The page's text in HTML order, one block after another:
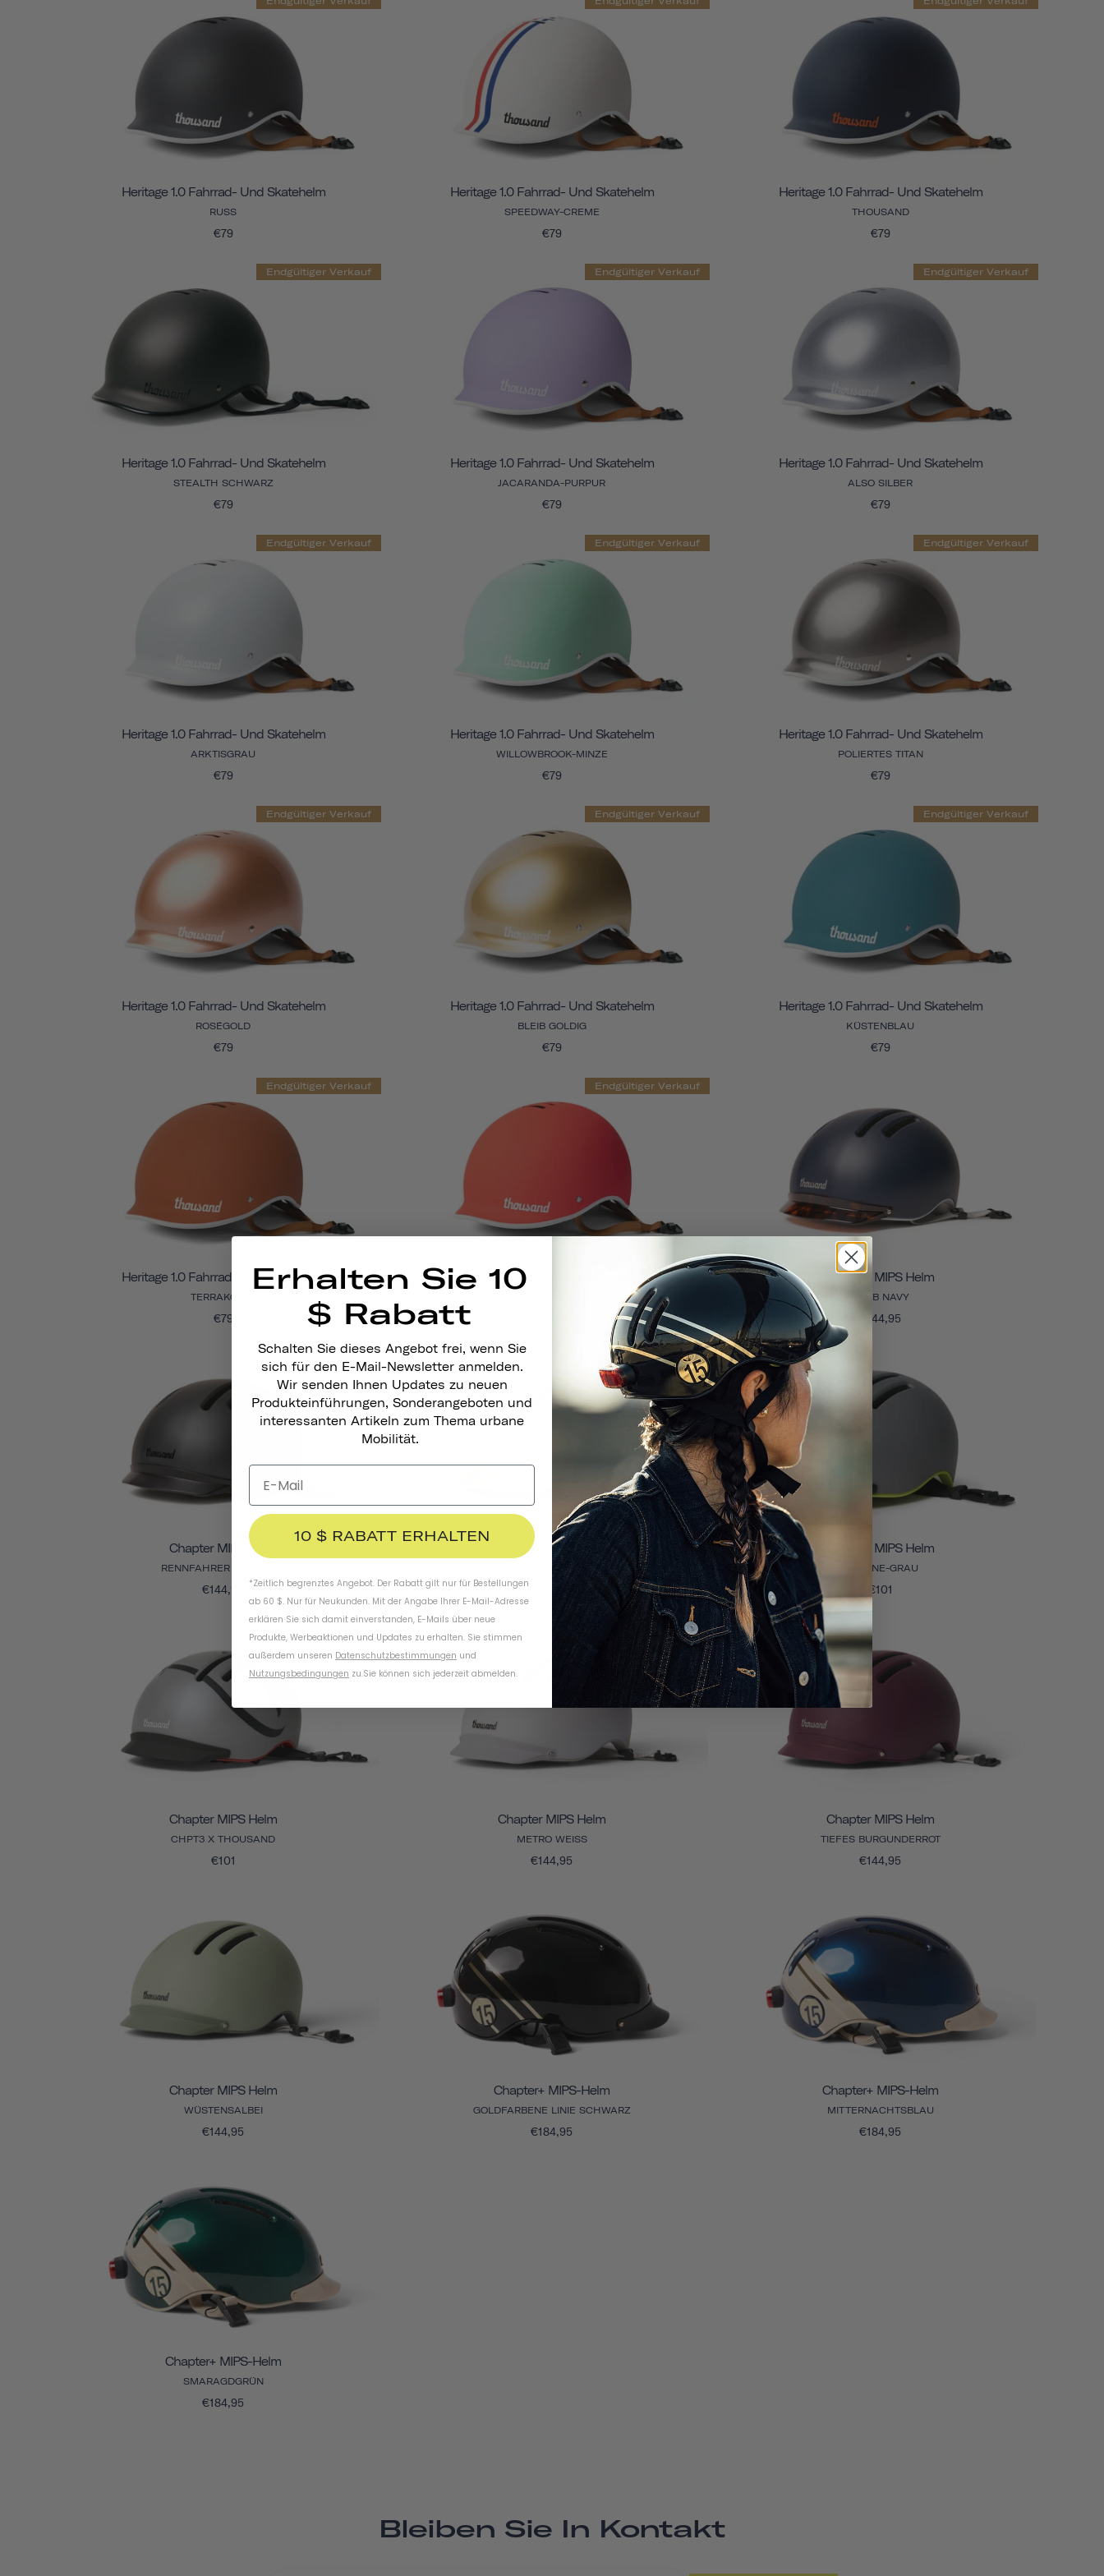
Heritage 1.0 Fahrrad- Und Skatehelm
RUSS
€79
Heritage 1.0 Fahrrad- Und Skatehelm
SPEEDWAY-CREME
€79
Heritage 1.0 Fahrrad- Und Skatehelm
THOUSAND
€79
Endgültiger Verkauf
Heritage 1.0 Fahrrad- Und Skatehelm
STEALTH SCHWARZ
€79
Endgültiger Verkauf
Heritage 1.0 Fahrrad- Und Skatehelm
JACARANDA-PURPUR
€79
Endgültiger Verkauf
Heritage 1.0 Fahrrad- Und Skatehelm
ALSO SILBER
€79
Endgültiger Verkauf
Heritage 1.0 Fahrrad- Und Skatehelm
ARKTISGRAU
€79
Endgültiger Verkauf
Heritage 1.0 Fahrrad- Und Skatehelm
WILLOWBROOK-MINZE
€79
Endgültiger Verkauf
Heritage 1.0 Fahrrad- Und Skatehelm
POLIERTES TITAN
€79
Endgültiger Verkauf
Heritage 1.0 Fahrrad- Und Skatehelm
ROSÉGOLD
€79
Endgültiger Verkauf
Heritage 1.0 Fahrrad- Und Skatehelm
BLEIB GOLDIG
€79
Endgültiger Verkauf
Heritage 1.0 Fahrrad- Und Skatehelm
KÜSTENBLAU
€79
Endgültiger Verkauf
Heritage 1.0 Fahrrad- Und Skatehelm
TERRAKOTTA
€79
Endgültiger Verkauf
Heritage 1.0 Fahrrad- Und Skatehelm Chapter MIPS Helm
CLUB NAVY
€144,95
Chapter MIPS Helm
RENNFAHRER SCHWARZ
€144,95
Chapter MIPS Helm
SUPERMOND WEISS
Chapter MIPS Helm
SKYLINE-GRAU
€101
Chapter MIPS Helm
CHPT3 X THOUSAND
€101
Chapter MIPS Helm
METRO WEISS
€144,95
Chapter MIPS Helm
TIEFES BURGUNDERROT
€144,95
Chapter MIPS Helm
WÜSTENSALBEI
€144,95
Chapter+ MIPS-Helm
GOLDFARBENE LINIE SCHWARZ
€184,95
Chapter+ MIPS-Helm
MITTERNACHTSBLAU
€184,95
Chapter+ MIPS-Helm
SMARAGDGRÜN
€184,95
Bleiben Sie In Kontakt
Erhalten Sie 10
$ Rabatt
Schalten Sie dieses Angebot frei, wenn Sie
sich für den E-Mail-Newsletter anmelden.
Wir senden Ihnen Updates zu neuen
Produkteinführungen, Sonderangeboten und
interessanten Artikeln zum Thema urbane
Mobilität.
10 $ RABATT ERHALTEN
*Zeitlich begrenztes Angebot. Der Rabatt gilt nur für Bestellungen
ab 60 $. Nur für Neukunden. Mit der Angabe Ihrer E-Mail-Adresse
erklären Sie sich damit einverstanden, E-Mails über neue
Produkte, Werbeaktionen und Updates zu erhalten. Sie stimmen
außerdem unseren Datenschutzbestimmungen und
Nutzungsbedingungen zu.Sie können sich jederzeit abmelden.